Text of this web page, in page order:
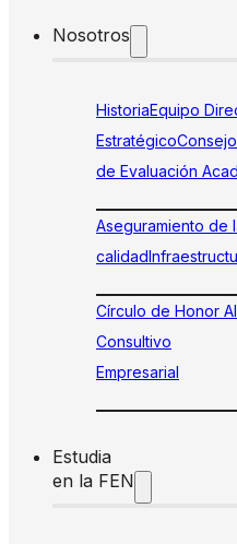
Nosotros
HistoriaEquipo
Estratégico
de Evaluación
Aseguramiento de
calidad
Círculo de Honor
Consultivo
Empresarial
Estudia
en la FEN